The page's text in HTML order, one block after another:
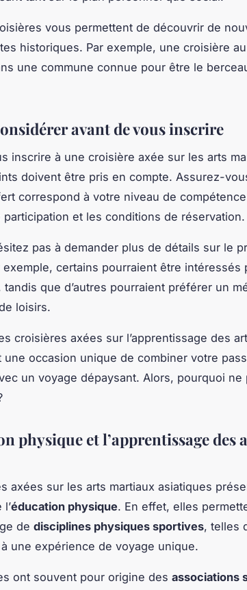
vous permettent de découvrir de
historiques. Par exemple, une croisière
une commune connue pour être le
avant de vous inscrire
inscrire à une croisière axée sur les arts
doivent être pris en compte. Assurez-
correspond à votre niveau de
participation et les conditions de réservation.
pas à demander plus de détails sur le
exemple, certains pourraient être intéressés
que d’autres pourraient préférer un
loisirs.
croisières axées sur l’apprentissage des
une occasion unique de combiner votre
un voyage dépaysant. Alors, pourquoi ne
physique et l’apprentissage des
axées sur les arts martiaux asiatiques
éducation physique. En effet, elles
de disciplines physiques sportives, telles
une expérience de voyage unique.
ont souvent pour origine des associations